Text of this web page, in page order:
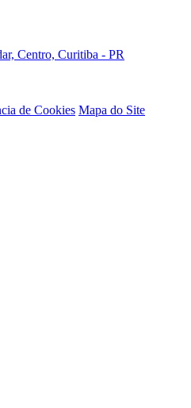
Centro, Curitiba - PR
de Cookies Mapa do Site